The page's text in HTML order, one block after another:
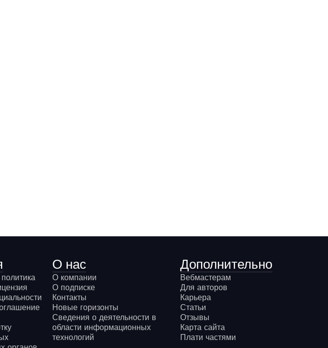
О нас
О компании
О подписке
Контакты
Новые горизонты
Сведения о деятельности в
области информационных
технологий
Дополнительно
Вебмастерам
Для авторов
Карьера
Статьи
Отзывы
Карта сайта
Плати частями